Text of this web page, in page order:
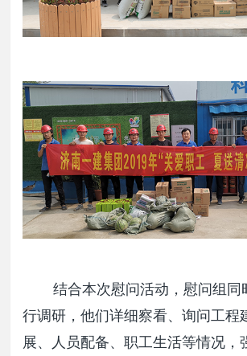
结合本次慰问活动，慰问组同
行调研，他们详细察看、询问工程
展、人员配备、职工生活等情况，